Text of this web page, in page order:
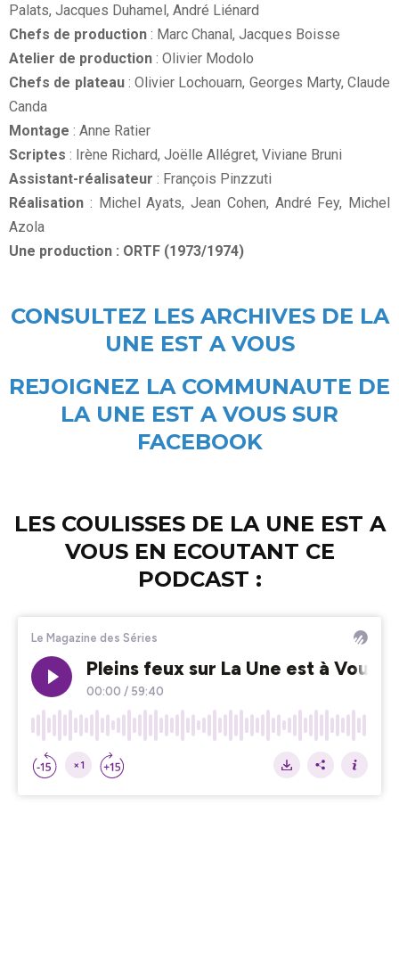
Palats, Jacques Duhamel, André Liénard
Chefs de production : Marc Chanal, Jacques Boisse
Atelier de production : Olivier Modolo
Chefs de plateau: Olivier Lochouarn, Georges Marty, Claude
Canda
Montage : Anne Ratier
Scriptes : Irène Richard, Joëlle Allégret, Viviane Bruni
Assistant-réalisateur : François Pinzzuti
Réalisation : Michel Ayats, Jean Cohen, André Fey, Michel
Azola
Une production : ORTF (1973/1974)
CONSULTEZ LES ARCHIVES DE LA
UNE EST A VOUS
REJOIGNEZ LA COMMUNAUTE DE
LA UNE EST A VOUS SUR
FACEBOOK
LES COULISSES DE LA UNE EST A
VOUS EN ECOUTANT CE
PODCAST :